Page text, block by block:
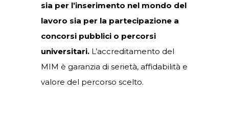
sia per l’inserimento nel mondo del
lavoro sia per la partecipazione a
concorsi pubblici o percorsi
universitari. L’accreditamento del
MIM è garanzia di serietà, affidabilità e
valore del percorso scelto.